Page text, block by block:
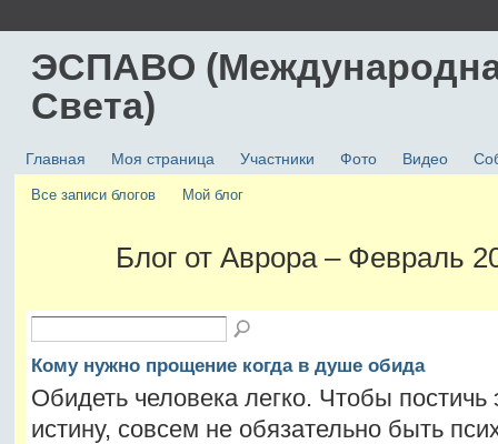
ЭСПАВО
Света)
Главная Моя страница Участники Фото Видео
Все записи блогов Мой блог
Блог от Аврора – Февраль
Кому нужно прощение когда в душе обида
Обидеть человека легко. Чтобы постичь
истину, совсем не обязательно быть